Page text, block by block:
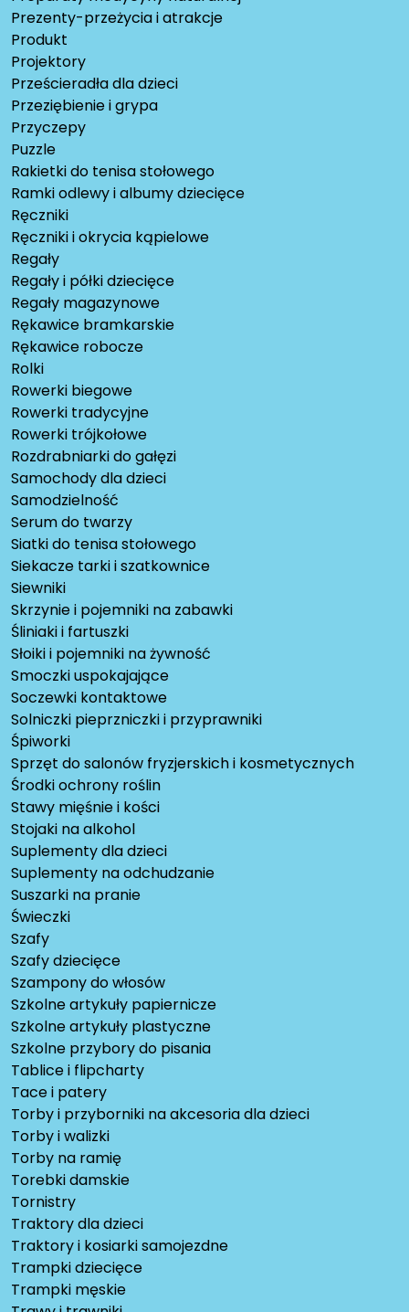
Prezenty-przeżycia i atrakcje
Produkt
Projektory
Prześcieradła dla dzieci
Przeziębienie i grypa
Przyczepy
Puzzle
Rakietki do tenisa stołowego
Ramki odlewy i albumy dziecięce
Ręczniki
Ręczniki i okrycia kąpielowe
Regały
Regały i półki dziecięce
Regały magazynowe
Rękawice bramkarskie
Rękawice robocze
Rolki
Rowerki biegowe
Rowerki tradycyjne
Rowerki trójkołowe
Rozdrabniarki do gałęzi
Samochody dla dzieci
Samodzielność
Serum do twarzy
Siatki do tenisa stołowego
Siekacze tarki i szatkownice
Siewniki
Skrzynie i pojemniki na zabawki
Śliniaki i fartuszki
Słoiki i pojemniki na żywność
Smoczki uspokajające
Soczewki kontaktowe
Solniczki pieprzniczki i przyprawniki
Śpiworki
Sprzęt do salonów fryzjerskich i kosmetycznych
Środki ochrony roślin
Stawy mięśnie i kości
Stojaki na alkohol
Suplementy dla dzieci
Suplementy na odchudzanie
Suszarki na pranie
Świeczki
Szafy
Szafy dziecięce
Szampony do włosów
Szkolne artykuły papiernicze
Szkolne artykuły plastyczne
Szkolne przybory do pisania
Tablice i flipcharty
Tace i patery
Torby i przyborniki na akcesoria dla dzieci
Torby i walizki
Torby na ramię
Torebki damskie
Tornistry
Traktory dla dzieci
Traktory i kosiarki samojezdne
Trampki dziecięce
Trampki męskie